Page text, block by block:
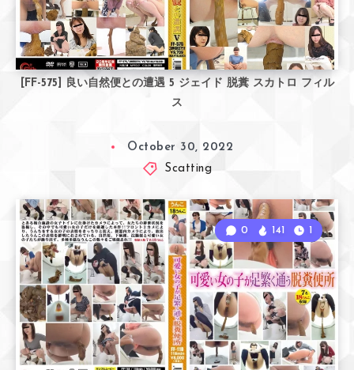
[FF-575] 良い自然便との遭遇 5 ジェイド 脱糞 スカトロ フィル
ス
October 30, 2022
Scatting
0 141 1